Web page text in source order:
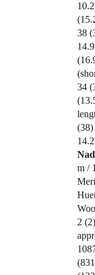
38
34
(38)
m /
2